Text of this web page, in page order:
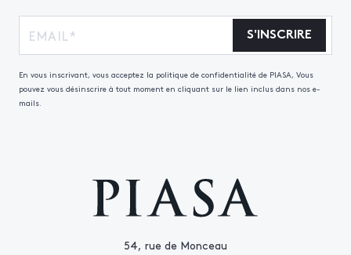
54, rue de Monceau
S'INSCRIRE
En vous inscrivant, vous acceptez la politique de confidentialité de PIASA, Vous
pouvez vous désinscrire à tout moment en cliquant sur le lien inclus dans nos e-
mails.